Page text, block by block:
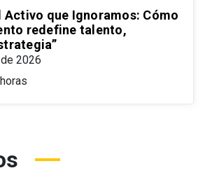
Activo que Ignoramos: Cómo
redefine talento,
2026